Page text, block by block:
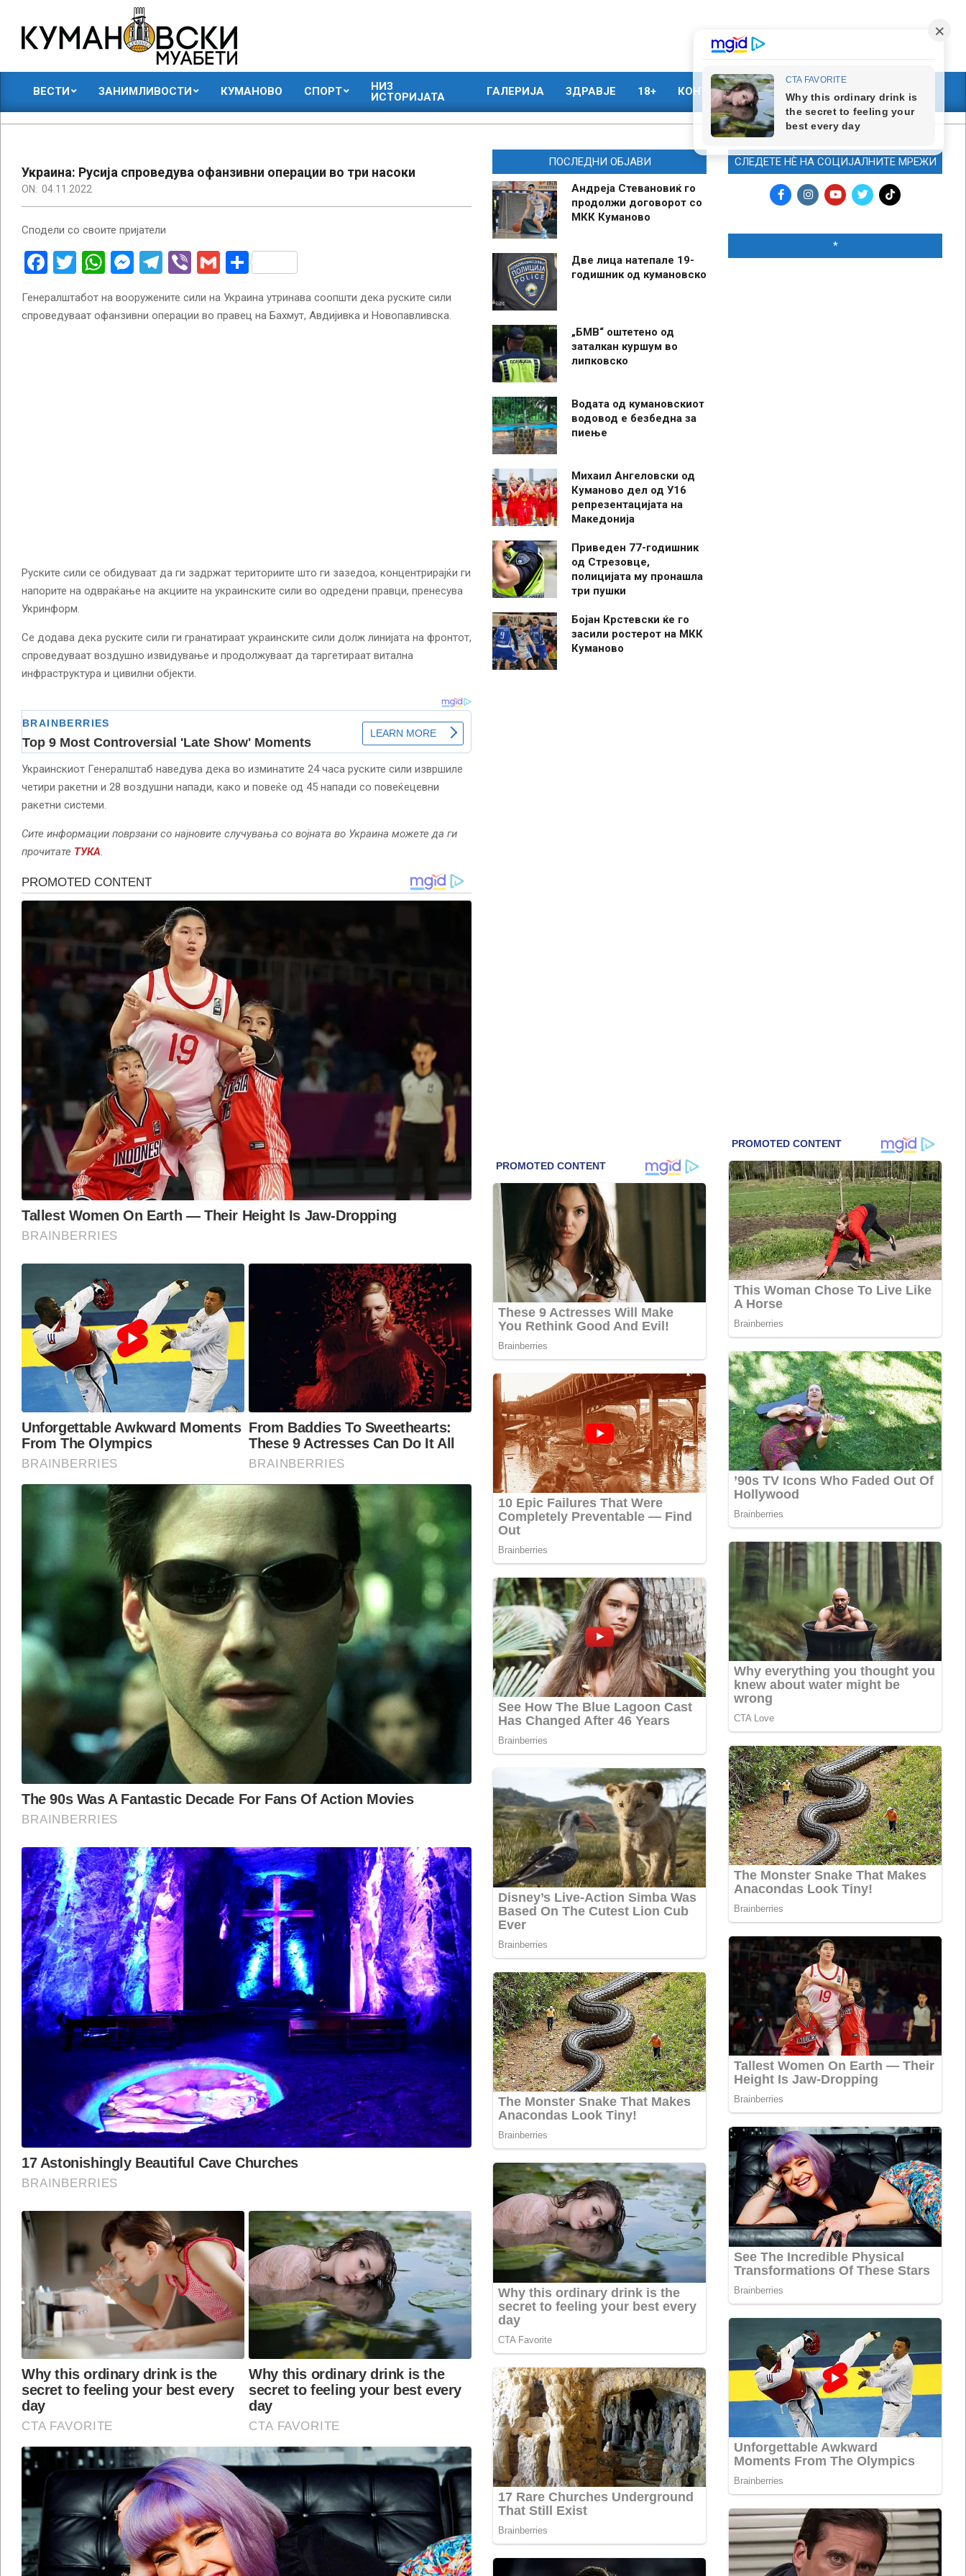
content
КУМАНОВСКИ
МУАБЕТИ
ВЕСТИ ЗАНИМЛИВОСТИ КУМАНОВО СПОРТ
НИЗ
ИСТОРИЈАТА
ГАЛЕРИЈА ЗДРАВЈЕ 18+ КОНТАКТ МАРКЕТИНГ
Украина: Русија спроведува офанзивни операции во три насоки
ON: 04.11.2022
Сподели со своите пријатели
Facebook
Twitter
WhatsApp
Messenger
Telegram
ViberGmailShare
Генералштабот на вооружените сили на Украина утринава соопшти дека руските сили
спроведуваат офанзивни операции во правец на Бахмут, Авдијивка и Новопавливска.
Руските сили се обидуваат да ги задржат териториите што ги зазедоа, концентрирајќи ги
напорите на одвраќање на акциите на украинските сили во одредени правци, пренесува
Укринформ.
Се додава дека руските сили ги гранатираат украинските сили долж линијата на фронтот,
спроведуваат воздушно извидување и продолжуваат да таргетираат витална
инфраструктура и цивилни објекти.
Украинскиот Генералштаб наведува дека во изминатите 24 часа руските сили извршиле
четири ракетни и 28 воздушни напади, како и повеќе од 45 напади со повеќецевни
ракетни системи.
Сите информации поврзани со најновите случувања со војната во Украина можете да ги
прочитате ТУКА.
ПОСЛЕДНИ ОБЈАВИ
Андреја Стевановиќ го
продолжи договорот со
МКК Куманово
Две лица натепале 19-
годишник од кумановско
„БМВ“ оштетено од
заталкан куршум во
липковско
Водата од кумановскиот
водовод е безбедна за
пиење
Михаил Ангеловски од
Куманово дел од У16
репрезентацијата на
Македонија
Приведен 77-годишник
од Стрезовце,
полицијата му пронашла
три пушки
Бојан Крстевски ќе го
засили ростерот на МКК
Куманово
СЛЕДЕТЕ НЀ НА СОЦИЈАЛНИТЕ МРЕЖИ
*